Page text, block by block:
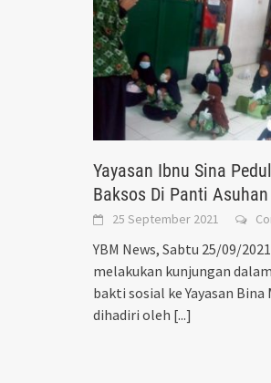
Yayasan Ibnu Sina
Baksos Di Panti
25 September 2021
YBM News, Sabtu 25/09/
melakukan kunjungan
bakti sosial ke Yayasan
dihadiri oleh [...]